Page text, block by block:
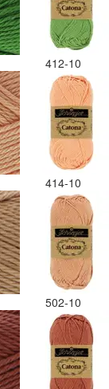
412-10
414-10
502-10